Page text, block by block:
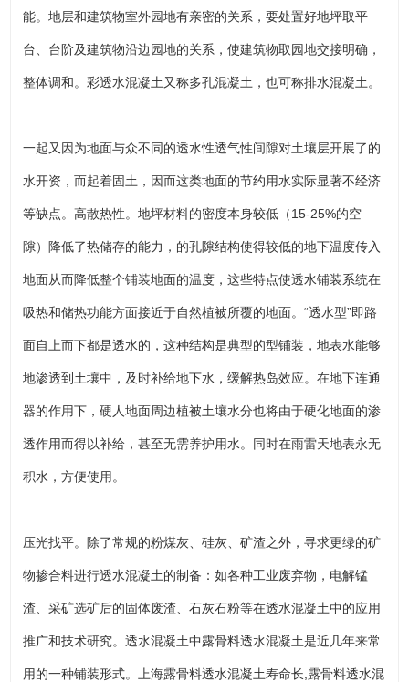
能。地层和建筑物室外园地有亲密的关系，要处置好地坪取平
台、台阶及建筑物沿边园地的关系，使建筑物取园地交接明确，
整体调和。彩透水混凝土又称多孔混凝土，也可称排水混凝土。
一起又因为地面与众不同的透水性透气性间隙对土壤层开展了的
水开资，而起着固土，因而这类地面的节约用水实际显著不经济
等缺点。高散热性。地坪材料的密度本身较低（15-25%的空
隙）降低了热储存的能力，的孔隙结构使得较低的地下温度传入
地面从而降低整个铺装地面的温度，这些特点使透水铺装系统在
吸热和储热功能方面接近于自然植被所覆的地面。“透水型”即路
面自上而下都是透水的，这种结构是典型的型铺装，地表水能够
地渗透到土壤中，及时补给地下水，缓解热岛效应。在地下连通
器的作用下，硬人地面周边植被土壤水分也将由于硬化地面的渗
透作用而得以补给，甚至无需养护用水。同时在雨雷天地表永无
积水，方便使用。
压光找平。除了常规的粉煤灰、硅灰、矿渣之外，寻求更绿的矿
物掺合料进行透水混凝土的制备：如各种工业废弃物，电解锰
渣、采矿选矿后的固体废渣、石灰石粉等在透水混凝土中的应用
推广和技术研究。透水混凝土中露骨料透水混凝土是近几年来常
用的一种铺装形式。上海露骨料透水混凝土寿命长,露骨料透水混